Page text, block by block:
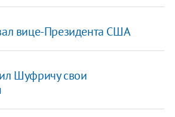
вице-Президента США
Шуфричу свои